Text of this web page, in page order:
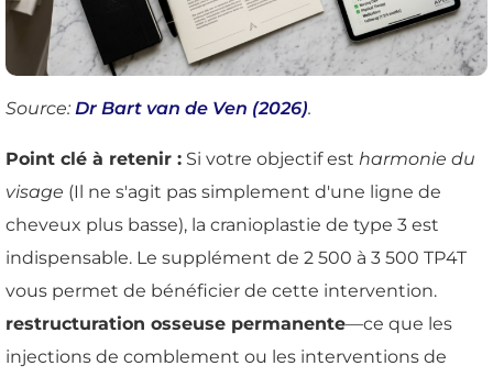
Source:Dr Bart van de Ven (2026).
Point clé à retenir : Si votre objectif est harmonie du
visage (Il ne s'agit pas simplement d'une ligne de
cheveux plus basse), la cranioplastie de type 3 est
indispensable. Le supplément de 2 500 à 3 500 TP4T
vous permet de bénéficier de cette intervention.
restructuration osseuse permanente—ce que les
injections de comblement ou les interventions de